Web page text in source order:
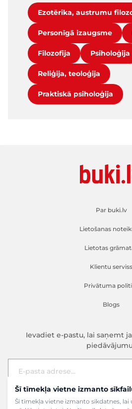
Šī tīmekļa vietne izmanto
Šī tīmekļa vietne izmanto sīkdatnes, lai
Ezotērika, austrumu
Personīgā izaugsme
Filozofija Psiholoģija
Reliģija, teoloģija
Praktiskā psiholoģija
Par buki.lv
Lietošanas
Lietotas
Klientu serviss
Privātuma
Blogs
Ievadiet e-pastu, lai saņemt
E-pasta adrese
Pieteikties